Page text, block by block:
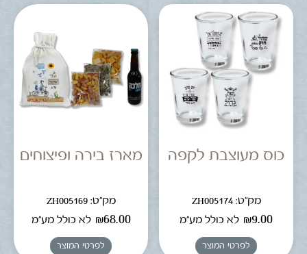
כוס מעוצבת לקפה
מק"ט: ZH005174
₪9.00 לא כולל מע"מ
לפרטי המוצר
מארז בירה ופיצוחים
מק"ט: ZH005169
₪68.00 לא כולל מע"מ
לפרטי המוצר